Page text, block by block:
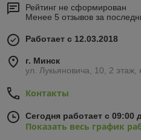
Рейтинг не сформирован
Менее 5 отзывов за
Работает с 12.03.2018
г. Минск
ул. Лукьяновича, 10, 2
Контакты
Сегодня работает с 09:00
Показать весь график